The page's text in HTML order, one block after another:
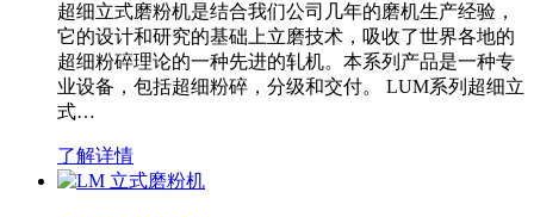
超细立式磨粉机是结合我们公司几年的磨机生产经验，
它的设计和研究的基础上立磨技术，吸收了世界各地的
超细粉碎理论的一种先进的轧机。本系列产品是一种专
业设备，包括超细粉碎，分级和交付。 LUM系列超细立
式…
了解详情